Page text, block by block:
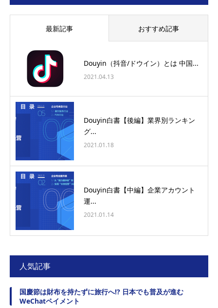
最新記事 おすすめ記事
Douyin（抖音/ドウイン）とは 中国...
2021.04.13
Douyin白書【後編】業界別ランキン
グ...
2021.01.18
Douyin白書【中編】企業アカウント
運...
2021.01.14
人気記事
国慶節は財布を持たずに旅行へ!? 日本でも普及が進む
WeChatペイメント